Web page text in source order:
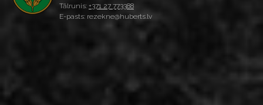
Tālrunis: +371 27 773388
E-pasts: rezekne@huberts.lv